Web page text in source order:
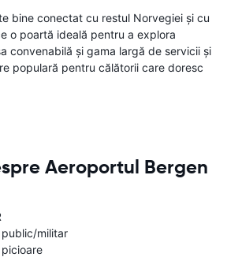
bine conectat cu restul Norvegiei și cu
o poartă ideală pentru a explora
convenabilă și gama largă de servicii și
populară pentru călătorii care doresc
Aeroportul Bergen
public/militar